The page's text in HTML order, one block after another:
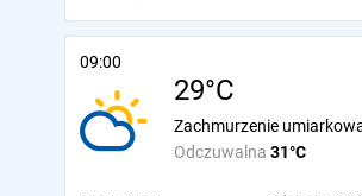
09:00
29°C
Odczuwalna 31°C
Zachmurzenie